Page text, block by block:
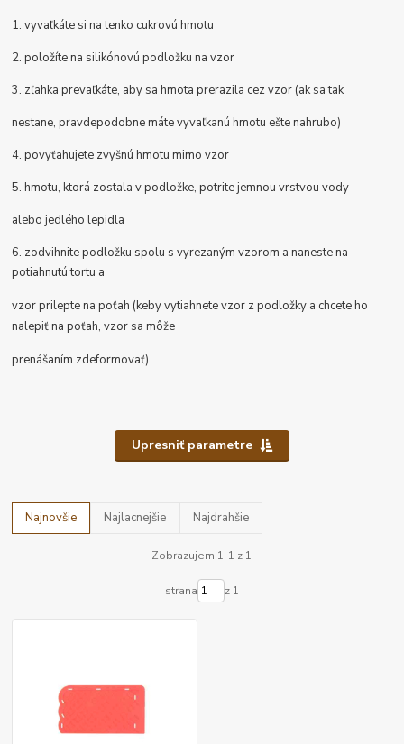
1. vyvaľkáte si na tenko cukrovú hmotu
2. položíte na silikónovú podložku na vzor
3. zľahka prevaľkáte, aby sa hmota prerazila cez vzor (ak sa tak
nestane, pravdepodobne máte vyvaľkanú hmotu ešte nahrubo)
4. povyťahujete zvyšnú hmotu mimo vzor
5. hmotu, ktorá zostala v podložke, potrite jemnou vrstvou vody
alebo jedlého lepidla
6. zodvihnite podložku spolu s vyrezaným vzorom a naneste na
potiahnutú tortu a
vzor prilepte na poťah (keby vytiahnete vzor z podložky a chcete ho
nalepiť na poťah, vzor sa môže
prenášaním zdeformovať)
Upresniť parametre
Najnovšie Najlacnejšie Najdrahšie
Zobrazujem 1-1 z 1
strana z 1